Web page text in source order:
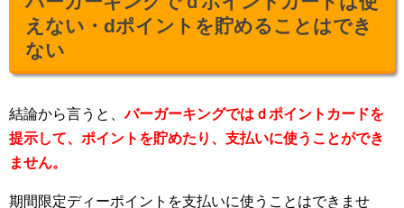
えない・dポイントを貯めることはでき
ない
結論から言うと、バーガーキングではｄポイントカードを
提示して、ポイントを貯めたり、支払いに使うことができ
ません。
期間限定ディーポイントを支払いに使うことはできませ